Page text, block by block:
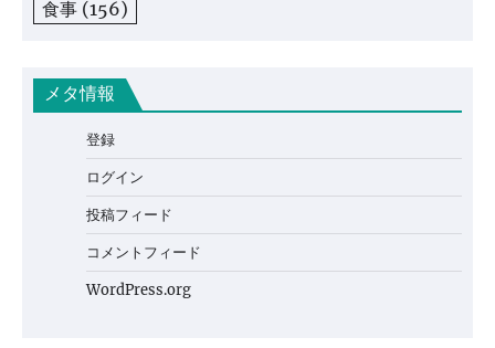
食事 (156)
メタ情報
登録
ログイン
投稿フィード
コメントフィード
WordPress.org